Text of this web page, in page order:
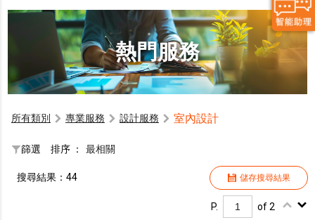
熱門服務
所有類別 專業服務 設計服務 室內設計
篩選 排序 ： 最相關
儲存搜尋結果
搜尋結果：44
P. of 2